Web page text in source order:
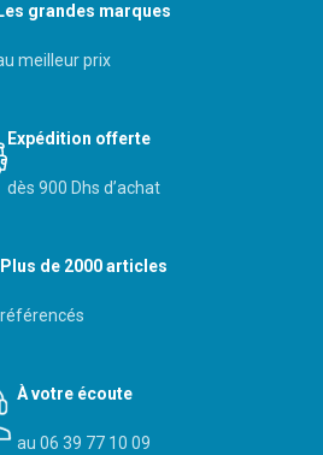
Les grandes marques
meilleur prix
Expédition offerte
dès 900 Dhs d’achat
Plus de 2000 articles
référencés
À votre écoute
au 06 39 77 10 09